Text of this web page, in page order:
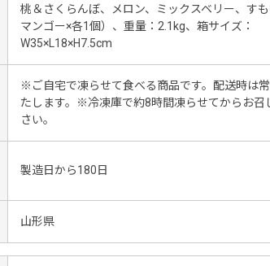
桃＆さくらんぼ、メロン、ミックスベリー、すも
マンゴー×各1個）、重量：2.1kg、箱サイズ：
W35×L18×H7.5cm
※ご自宅で凍らせて食べる商品です。配送時は
たします。※冷凍庫で約8時間凍らせてからお召
さい。
製造日から180日
山形県